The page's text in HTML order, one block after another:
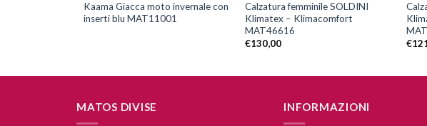
Kaama Giacca moto invernale con
inserti blu MAT11001
Calzatura femminile SOLDINI
Klimatex – Klimacomfort
MAT46616
€130,00
€
MATOS DIVISE INFORMAZIONI